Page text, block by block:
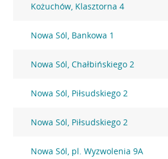
Kożuchów, Klasztorna 4
Nowa Sól, Bankowa 1
Nowa Sól, Chałbińskiego 2
Nowa Sól, Piłsudskiego 2
Nowa Sól, Piłsudskiego 2
Nowa Sól, pl. Wyzwolenia 9A